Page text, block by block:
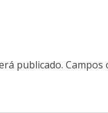
publicado. Campos